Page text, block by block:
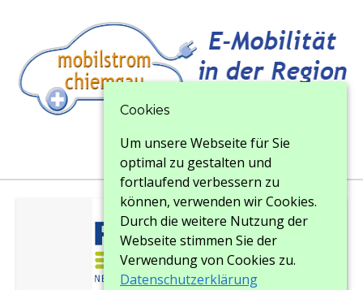
Menu
Cookies
Um unsere Webseite für Sie
optimal zu gestalten und
fortlaufend verbessern zu
können, verwenden wir Cookies.
Durch die weitere Nutzung der
Webseite stimmen Sie der
Verwendung von Cookies zu.
Datenschutzerklärung